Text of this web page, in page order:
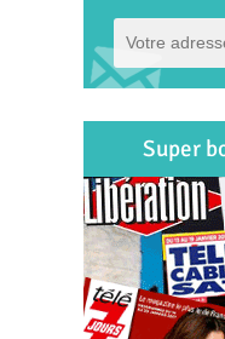
Super